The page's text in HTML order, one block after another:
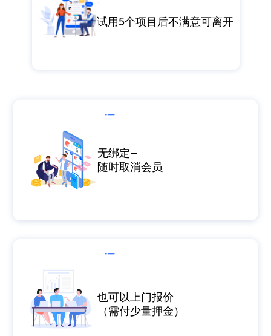
试用5个项目后不满意可离开
无绑定–
随时取消会员
也可以上门报价
（需付少量押金）